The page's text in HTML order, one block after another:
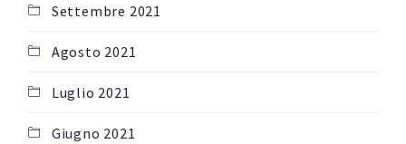
Settembre 2021
Agosto 2021
Luglio 2021
Giugno 2021